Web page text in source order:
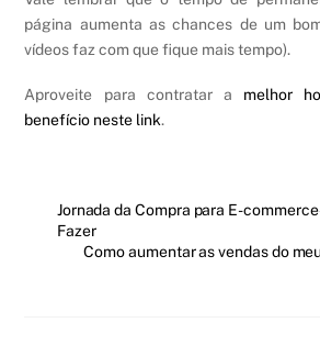
página aumenta as chances de um
vídeos faz com que fique mais tempo).
Aproveite para contratar a melhor
benefício neste link.
Jornada da Compra para E-commerce
Fazer
Como aumentar as vendas do